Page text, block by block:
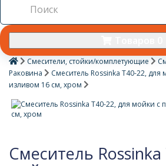
Смесители, стойки/комплетующие
Раковина
Смеситель Rossinka T40-22,
изливом 16 см, хром
Смеситель Rossinka